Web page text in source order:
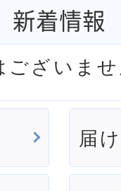
新着情報
ございま
届